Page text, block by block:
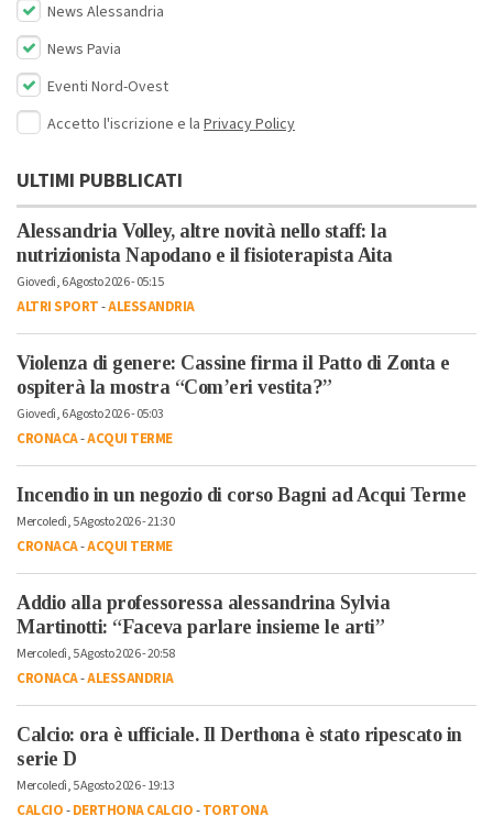
News Alessandria
News Pavia
Eventi Nord-Ovest
Accetto l'iscrizione e la Privacy Policy
ULTIMI PUBBLICATI
Alessandria Volley, altre novità nello staff: la
nutrizionista Napodano e il fisioterapista Aita
Giovedì, 6 Agosto 2026 - 05:15
ALTRI SPORT-ALESSANDRIA
Violenza di genere: Cassine firma il Patto di Zonta e
ospiterà la mostra “Com’eri vestita?”
Giovedì, 6 Agosto 2026 - 05:03
CRONACA-ACQUI TERME
Incendio in un negozio di corso Bagni ad Acqui Terme
Mercoledì, 5 Agosto 2026 - 21:30
CRONACA-ACQUI TERME
Addio alla professoressa alessandrina Sylvia
Martinotti: “Faceva parlare insieme le arti”
Mercoledì, 5 Agosto 2026 - 20:58
CRONACA-ALESSANDRIA
Calcio: ora è ufficiale. Il Derthona è stato ripescato in
serie D
Mercoledì, 5 Agosto 2026 - 19:13
CALCIO-DERTHONA CALCIO-TORTONA